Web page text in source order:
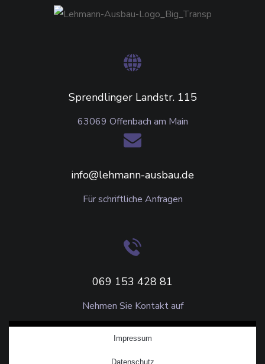
Sprendlinger Landstr. 115
63069 Offenbach am Main
info@lehmann-ausbau.de
Für schriftliche Anfragen
069 153 428 81
Nehmen Sie Kontakt auf
Impressum
Datenschutz